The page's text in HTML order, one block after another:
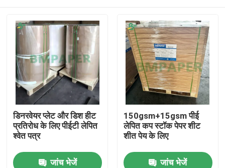
डिनरवेयर प्लेट और डिश हीट
प्रतिरोध के लिए पीईटी लेपित
श्वेत पत्र
जांच भेजें
150gsm+15gsm पीई
लेपित कप स्टॉक पेपर शीट
शीत पेय के लिए
जांच भेजें